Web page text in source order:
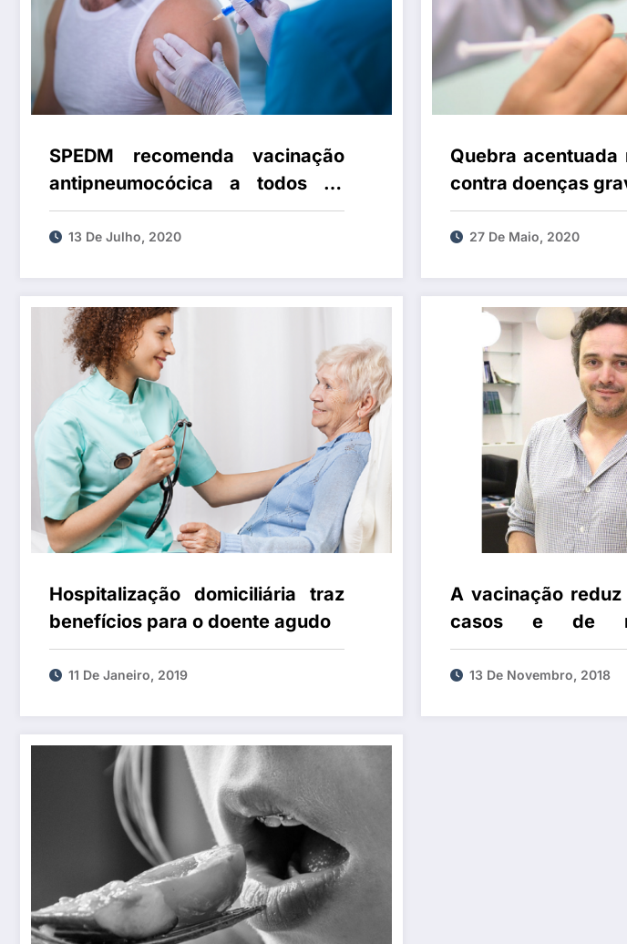
SPEDM recomenda vacinação
antipneumocócica a todos os
adultos com diabetes
13 De Julho, 2020
Quebra acentuada
contra doenças
27 De Maio, 2020
Hospitalização domiciliária traz
benefícios para o doente agudo
11 De Janeiro, 2019
A vacinação
casos e de
pneumonia
13 De Novembro, 2018